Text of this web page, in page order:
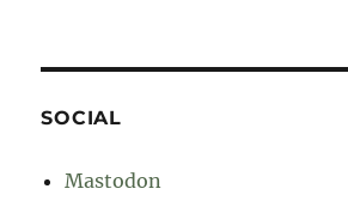
SOCIAL
Mastodon